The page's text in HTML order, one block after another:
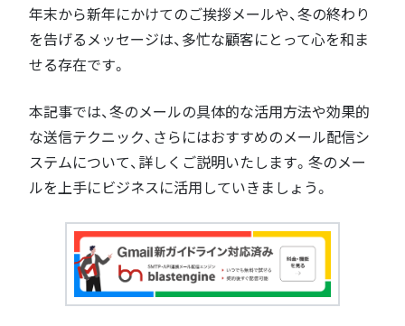
年末から新年にかけてのご挨拶メールや、冬の終わり
を告げるメッセージは、多忙な顧客にとって心を和ま
せる存在です。
本記事では、冬のメールの具体的な活用方法や効果的
な送信テクニック、さらにはおすすめのメール配信シ
ステムについて、詳しくご説明いたします。冬のメー
ルを上手にビジネスに活用していきましょう。